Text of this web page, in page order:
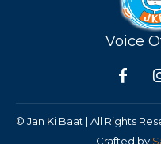
Voice
© Jan Ki Baat | All Rights
Crafted by